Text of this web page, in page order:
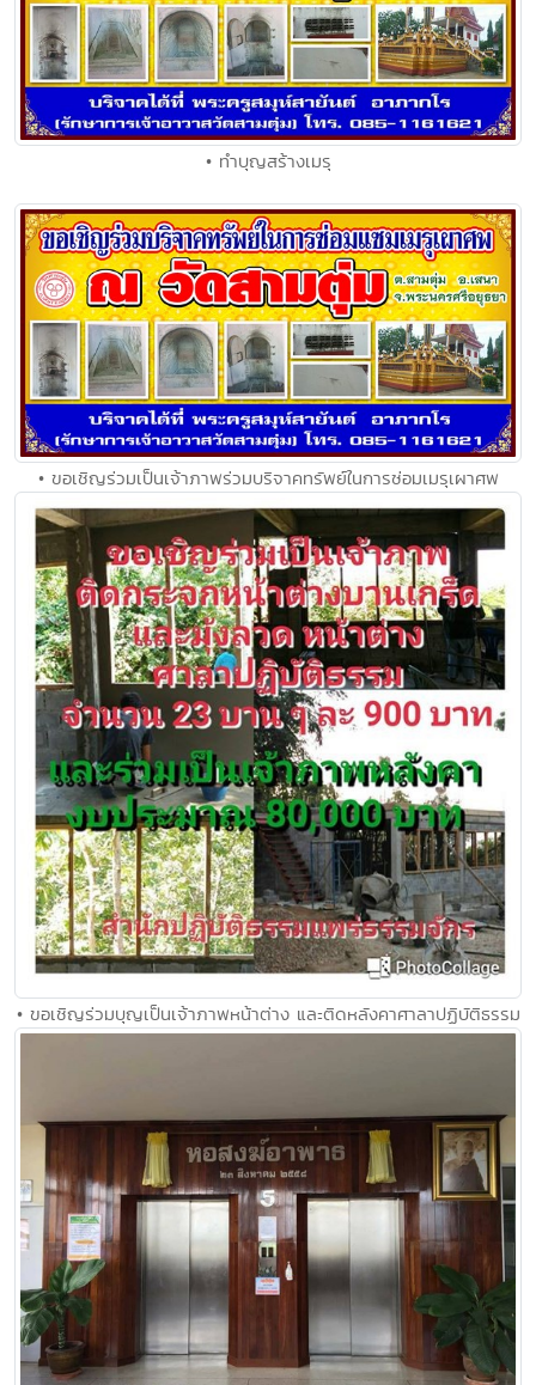
• ทำบุญสร้างเมรุ
• ขอเชิญร่วมเป็นเจ้าภาพร่วมบริจาคทรัพย์ในการซ่อมเมรุเผาศพ
• ขอเชิญร่วมบุญเป็นเจ้าภาพหน้าต่าง และติดหลังคาศาลาปฏิบัติธรรม